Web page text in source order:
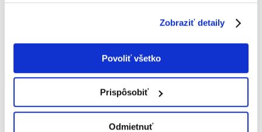
Zobraziť detaily
Povoliť všetko
Prispôsobiť
Odmietnuť
Všetky články
6. júna 2019